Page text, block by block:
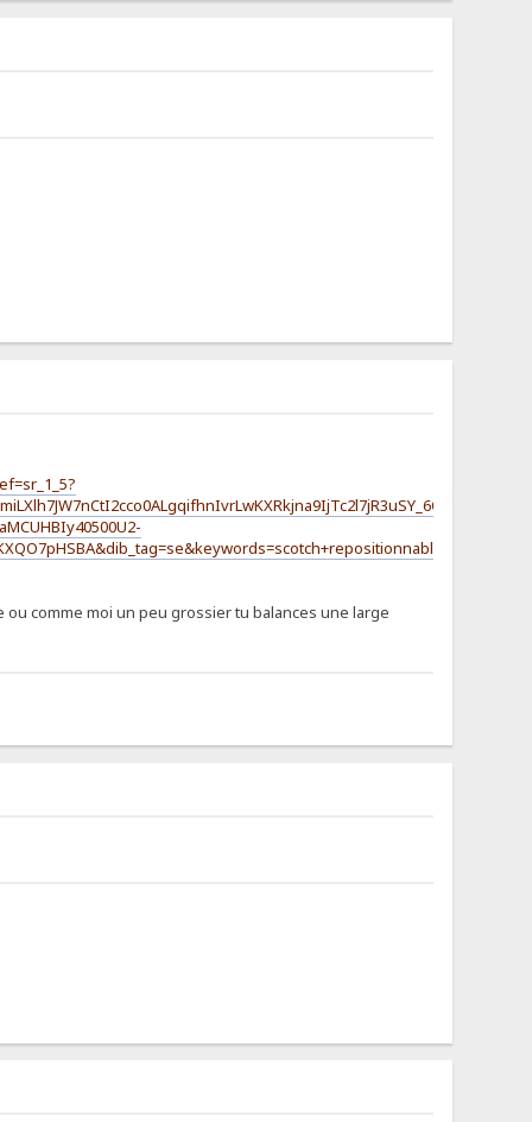
comme moi un peu grossier tu balances une large